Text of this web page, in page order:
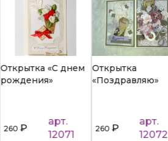
Открытка «С днем
рождения»
260₽
арт.
12071
Открытка
«Поздравляю»
260₽
арт.
12072